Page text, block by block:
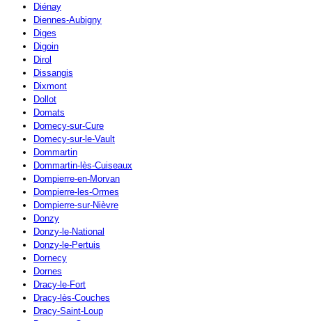
Diénay
Diennes-Aubigny
Diges
Digoin
Dirol
Dissangis
Dixmont
Dollot
Domats
Domecy-sur-Cure
Domecy-sur-le-Vault
Dommartin
Dommartin-lès-Cuiseaux
Dompierre-en-Morvan
Dompierre-les-Ormes
Dompierre-sur-Nièvre
Donzy
Donzy-le-National
Donzy-le-Pertuis
Dornecy
Dornes
Dracy-le-Fort
Dracy-lès-Couches
Dracy-Saint-Loup